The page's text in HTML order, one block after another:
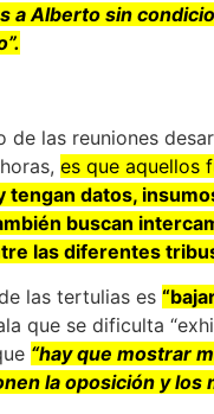
a Alberto sin
de las reuniones
es que aquellos
tengan datos,
buscan
las diferentes
las tertulias es
que se dificulta
“hay que mostrar
la oposición y los